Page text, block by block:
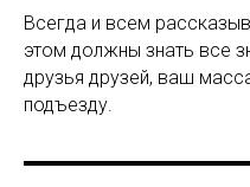
Всегда и всем
этом должны знать все
друзья друзей, ваш
подъезду.